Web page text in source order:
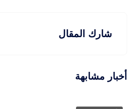
شارك المقال
أخبار مشابهة